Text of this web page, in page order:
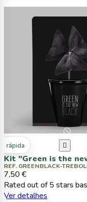
rápida 
Kit "Green is the
REF. GREENBLACK-
7,50 €
Rated out of 5 stars
Ver detalhes